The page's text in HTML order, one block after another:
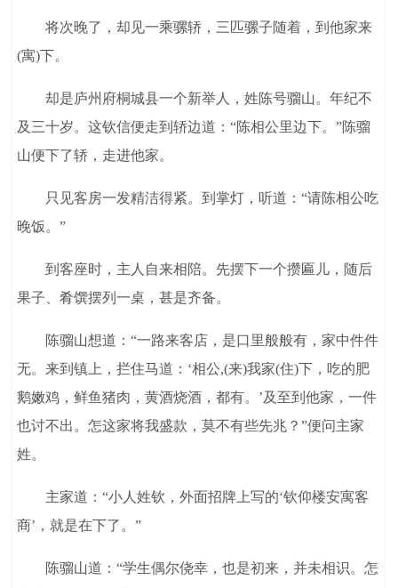
将次晚了，却见一乘骡轿，三匹骡子随着，到他家来
(寓)下。
却是庐州府桐城县一个新举人，姓陈号骝山。年纪不
及三十岁。这钦信便走到轿边道：“陈相公里边下。”陈骝
山便下了轿，走进他家。
只见客房一发精洁得紧。到掌灯，听道：“请陈相公吃
晚饭。”
到客座时，主人自来相陪。先摆下一个攒匾儿，随后
果子、肴馔摆列一桌，甚是齐备。
陈骝山想道：“一路来客店，是口里般般有，家中件件
无。来到镇上，拦住马道：‘相公,(来)我家(住)下，吃的肥
鹅嫩鸡，鲜鱼猪肉，黄酒烧酒，都有。’及至到他家，一件
也讨不出。怎这家将我盛款，莫不有些先兆？”便问主家
姓。
主家道：“小人姓钦，外面招牌上写的‘钦仰楼安寓客
商’，就是在下了。”
陈骝山道：“学生偶尔侥幸，也是初来，并未相识。怎